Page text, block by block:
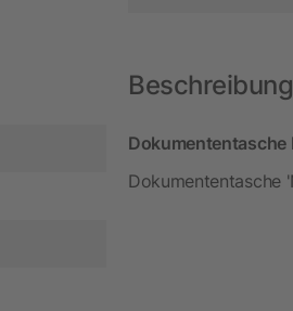
Beschreibung
Dokumententasche
Dokumententasche